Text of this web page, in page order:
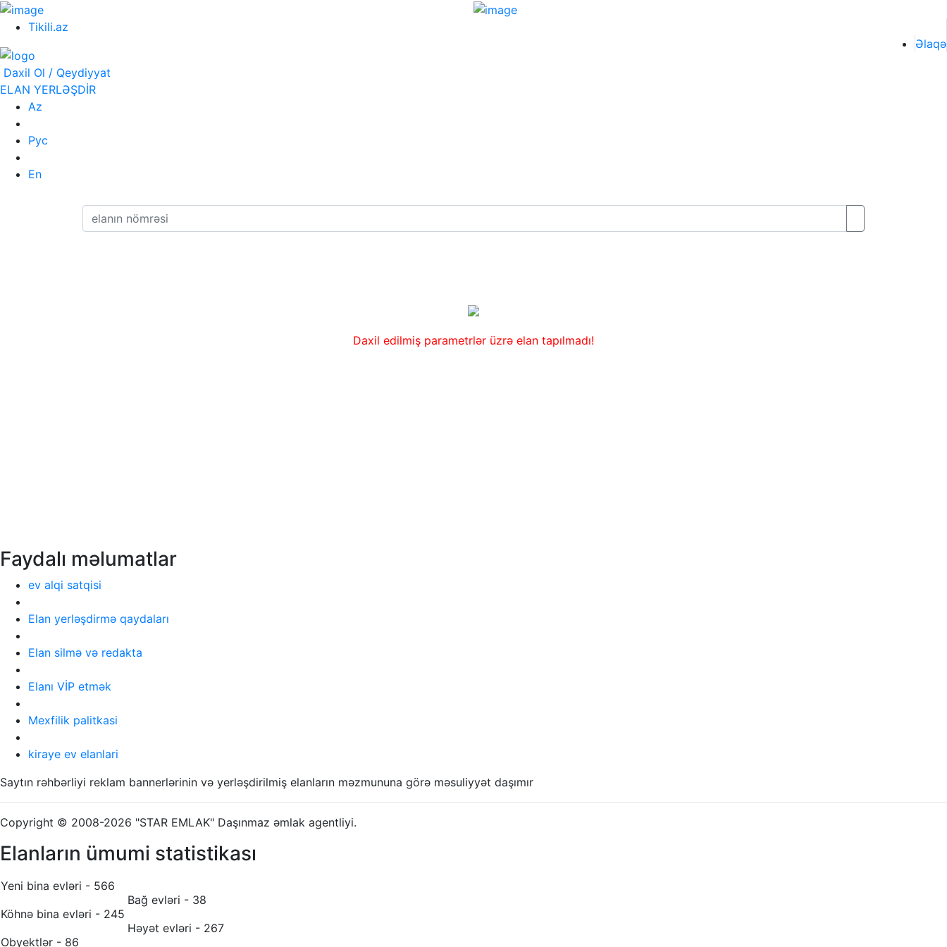
Tikili.az
Əlaqə
Daxil Ol / Qeydiyyat
ELAN YERLƏŞDİR
Az
Рус
En
Daxil edilmiş parametrlər üzrə elan tapılmadı!
Faydalı məlumatlar
ev alqi satqisi
Elan yerləşdirmə qaydaları
Elan silmə və redakta
Elanı VİP etmək
Mexfilik palitkasi
kiraye ev elanlari
Saytın rəhbərliyi reklam bannerlərinin və yerləşdirilmiş elanların məzmununa görə məsuliyyət daşımır
Copyright © 2008-2026 "STAR EMLAK" Daşınmaz əmlak agentliyi.
Elanların ümumi statistikası
Yeni bina evləri - 566
Köhnə bina evləri - 245
Obyektlər - 86
Bağ evləri - 38
Həyət evləri - 267